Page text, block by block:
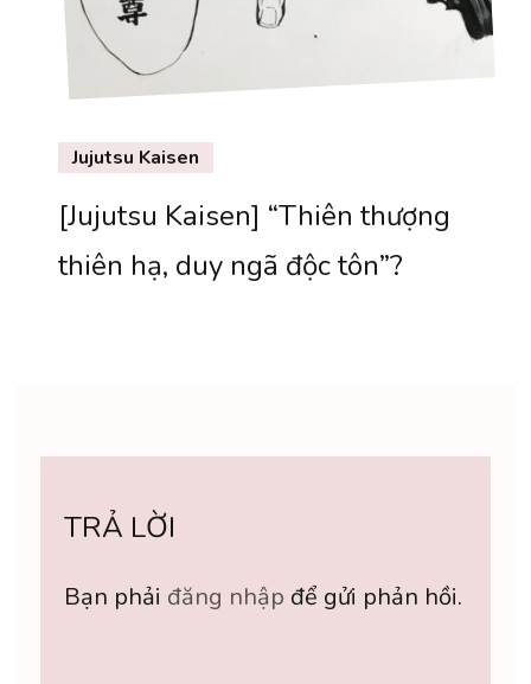
Jujutsu Kaisen
[Jujutsu Kaisen] “Thiên thượng
thiên hạ, duy ngã độc tôn”?
TRẢ LỜI
Bạn phải đăng nhập để gửi phản hồi.